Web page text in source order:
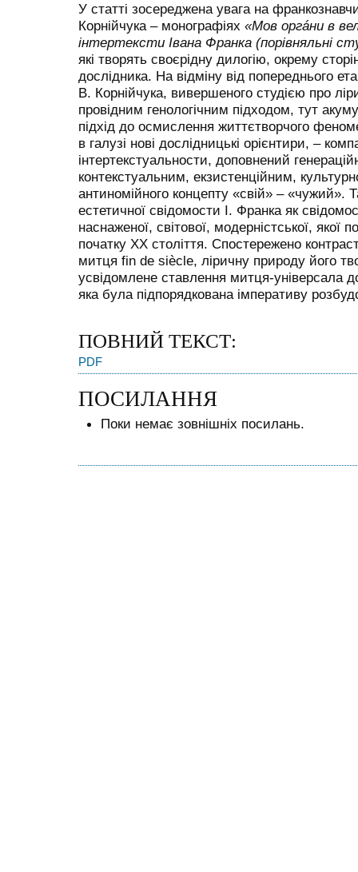
У статті зосереджена увага на
Корнійчука – монографіях «Мов оргáни в
інтертексти Івана Франка (порівняльні
які творять своєрідну дилогію, окрему
дослідника. На відміну від попереднього
В. Корнійчука, вивершеного студією про
провідним генологічним підходом, тут
підхід до осмислення життєтворчого
в галузі нові дослідницькі орієнтири, –
інтертекстуальности, доповнений
контекстуальним, екзистенційним,
антиномійного концепту «свій» – «чужий».
естетичної свідомости І. Франка як
наснаженої, світової, модерністської, якої
початку ХХ століття. Спостережено
митця fin de siècle, ліричну природу його
усвідомлене ставлення митця-універсала до
яка була підпорядкована імперативу
ПОВНИЙ ТЕКСТ:
PDF
ПОСИЛАННЯ
Поки немає зовнішніх посилань.